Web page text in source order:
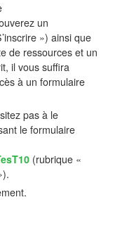
un
») ainsi que
de ressources et un
il vous suffira
à un formulaire
pas à le
le formulaire
(rubrique «